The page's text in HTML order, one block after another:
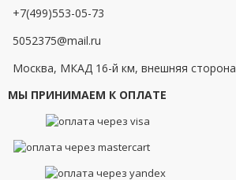
+7(499)553-05-73
5052375@mail.ru
Москва, МКАД 16-й км, внешняя сторона
МЫ ПРИНИМАЕМ К ОПЛАТЕ